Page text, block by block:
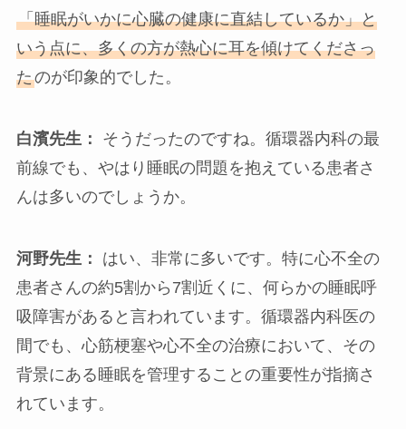
「睡眠がいかに心臓の健康に直結しているか」と
いう点に、多くの方が熱心に耳を傾けてくださっ
たのが印象的でした。
白濱先生：
そうだったのですね。循環器内科の最
前線でも、やはり睡眠の問題を抱えている患者さ
んは多いのでしょうか。
河野先生：
はい、非常に多いです。特に心不全の
患者さんの約5割から7割近くに、何らかの睡眠呼
吸障害があると言われています。循環器内科医の
間でも、心筋梗塞や心不全の治療において、その
背景にある睡眠を管理することの重要性が指摘さ
れています。